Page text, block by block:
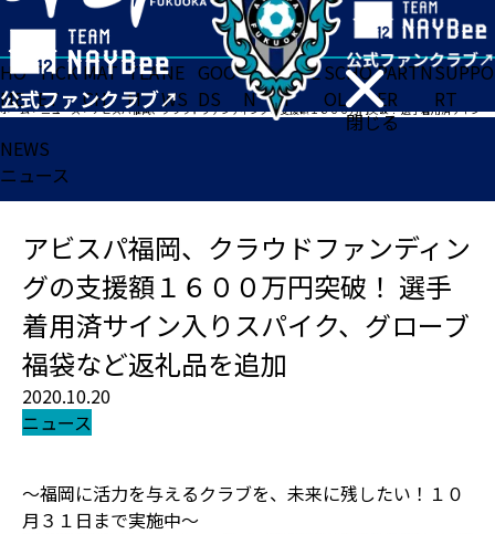
閉じる
HO
ME
TICK
ET
MAT
CH
TEA
M
NE
WS
GOO
DS
FA
N
ACADE
MY
SCHO
OL
PARTN
ER
SUPPO
RT
ホーム>ニュース>アビスパ福岡、クラウドファンディングの支援額１６００万円突破！ 選手着用済サイン入りスパイク、グローブ福袋など返礼品を追加
NEWS
ニュース
アビスパ福岡、クラウドファンディン
グの支援額１６００万円突破！ 選手
着用済サイン入りスパイク、グローブ
福袋など返礼品を追加
2020.10.20
ニュース
～福岡に活力を与えるクラブを、未来に残したい！１０
月３１日まで実施中～